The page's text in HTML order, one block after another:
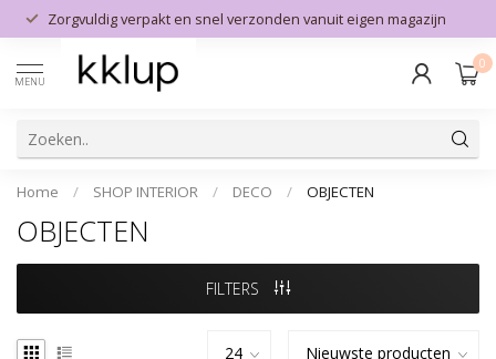
Zorgvuldig verpakt en snel verzonden vanuit eigen magazijn
MENU
0
Home / SHOP INTERIOR / DECO / OBJECTEN
OBJECTEN
FILTERS